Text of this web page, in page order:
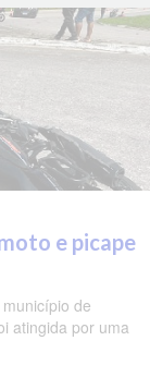
e picape
de
atingida por uma